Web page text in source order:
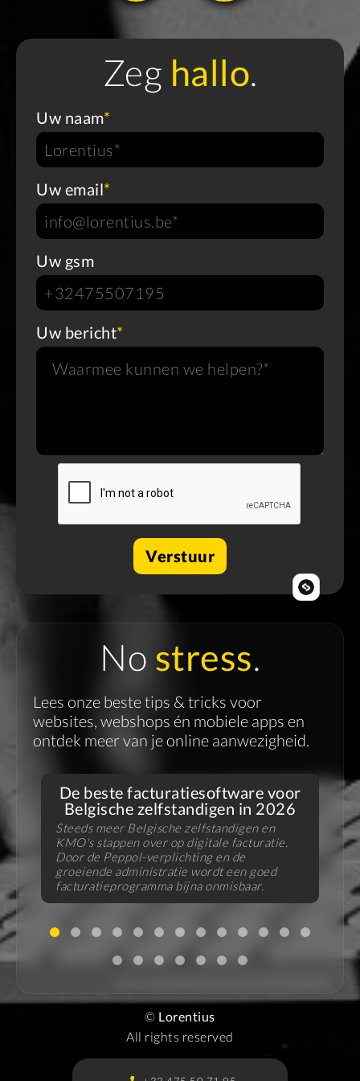
Zeg hallo.
Uw naam*
Uw email*
Uw gsm
Uw bericht*
No stress.
Lees onze beste tips & tricks voor
websites, webshops én mobiele apps en
ontdek meer van je online aanwezigheid.
De beste facturatiesoftware voor
Belgische zelfstandigen in 2026
Steeds meer Belgische zelfstandigen en
KMO's stappen over op digitale facturatie.
Door de Peppol-verplichting en de
groeiende administratie wordt een goed
facturatieprogramma bijna onmisbaar.
© Lorentius
All rights reserved